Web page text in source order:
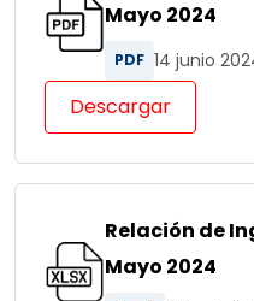
Mayo 2024
PDF 14 junio
Descargar
Relación de
Mayo 2024